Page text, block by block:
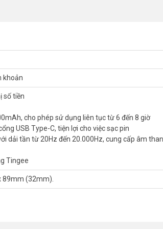
khoản
số tiền
cho phép sử dụng liên tục từ 6 đến 8 giờ
USB Type-C, tiện lợi cho việc sạc pin
dải tần từ 20Hz đến 20.000Hz, cung cấp âm
Tingee
89mm (32mm).